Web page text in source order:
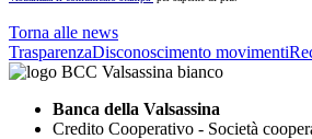
Torna alle news
TrasparenzaDisconoscimento movimenti
Banca della Valsassina
Credito Cooperativo - Società